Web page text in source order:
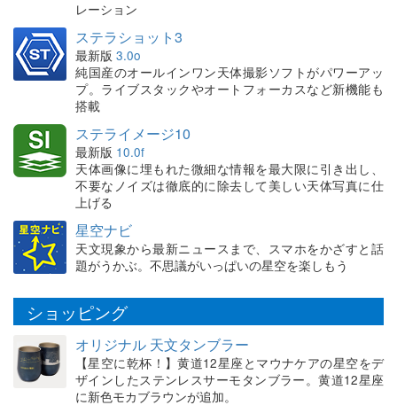
レーション
ステラショット3
最新版 3.0o
純国産のオールインワン天体撮影ソフトがパワーアッ
プ。ライブスタックやオートフォーカスなど新機能も
搭載
ステライメージ10
最新版 10.0f
天体画像に埋もれた微細な情報を最大限に引き出し、
不要なノイズは徹底的に除去して美しい天体写真に仕
上げる
星空ナビ
天文現象から最新ニュースまで、スマホをかざすと話
題がうかぶ。不思議がいっぱいの星空を楽しもう
ショッピング
オリジナル 天文タンブラー
【星空に乾杯！】黄道12星座とマウナケアの星空をデ
ザインしたステンレスサーモタンブラー。黄道12星座
に新色モカブラウンが追加。